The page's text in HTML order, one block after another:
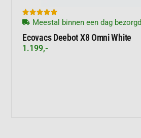

Meestal binnen een dag bezorgd
Ecovacs Deebot X8 Omni White
1.199,-